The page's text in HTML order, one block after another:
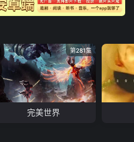
第281集
完美世界